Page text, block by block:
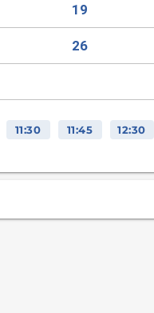
19
26
11:30 11:45 12:30